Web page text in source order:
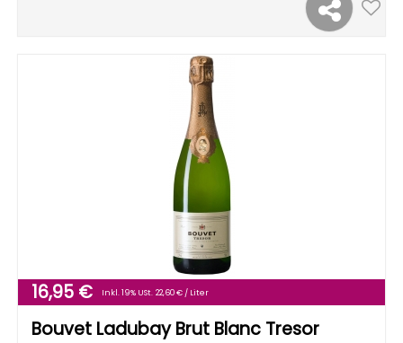
16,95 € Inkl. 19% USt. 22,60 € / Liter
Bouvet Ladubay Brut Blanc Tresor